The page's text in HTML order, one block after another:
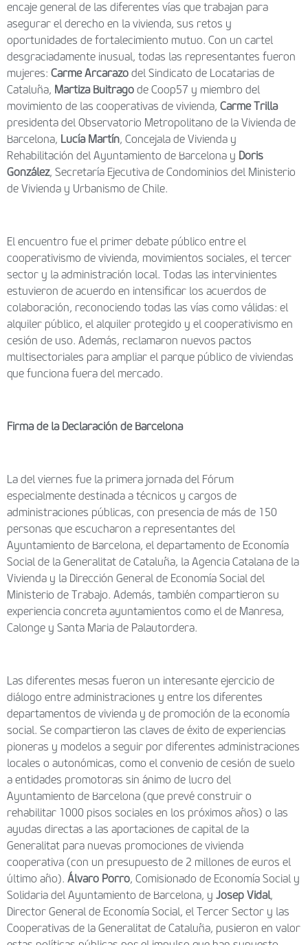
encaje general de las diferentes vías que trabajan para
asegurar el derecho en la vivienda, sus retos y
oportunidades de fortalecimiento mutuo. Con un cartel
desgraciadamente inusual, todas las representantes fueron
mujeres: Carme Arcarazo del Sindicato de Locatarias de
Cataluña, Martiza Buitrago de Coop57 y miembro del
movimiento de las cooperativas de vivienda, Carme Trilla
presidenta del Observatorio Metropolitano de la Vivienda de
Barcelona, Lucía Martín, Concejala de Vivienda y
Rehabilitación del Ayuntamiento de Barcelona y Doris
González, Secretaría Ejecutiva de Condominios del Ministerio
de Vivienda y Urbanismo de Chile.
El encuentro fue el primer debate público entre el
cooperativismo de vivienda, movimientos sociales, el tercer
sector y la administración local. Todas las intervinientes
estuvieron de acuerdo en intensificar los acuerdos de
colaboración, reconociendo todas las vías como válidas: el
alquiler público, el alquiler protegido y el cooperativismo en
cesión de uso. Además, reclamaron nuevos pactos
multisectoriales para ampliar el parque público de viviendas
que funciona fuera del mercado.
Firma de la Declaración de Barcelona
La del viernes fue la primera jornada del Fórum
especialmente destinada a técnicos y cargos de
administraciones públicas, con presencia de más de 150
personas que escucharon a representantes del
Ayuntamiento de Barcelona, el departamento de Economía
Social de la Generalitat de Cataluña, la Agencia Catalana de la
Vivienda y la Dirección General de Economía Social del
Ministerio de Trabajo. Además, también compartieron su
experiencia concreta ayuntamientos como el de Manresa,
Calonge y Santa Maria de Palautordera.
Las diferentes mesas fueron un interesante ejercicio de
diálogo entre administraciones y entre los diferentes
departamentos de vivienda y de promoción de la economía
social. Se compartieron las claves de éxito de experiencias
pioneras y modelos a seguir por diferentes administraciones
locales o autonómicas, como el convenio de cesión de suelo
a entidades promotoras sin ánimo de lucro del
Ayuntamiento de Barcelona (que prevé construir o
rehabilitar 1000 pisos sociales en los próximos años) o las
ayudas directas a las aportaciones de capital de la
Generalitat para nuevas promociones de vivienda
cooperativa (con un presupuesto de 2 millones de euros el
último año). Álvaro Porro, Comisionado de Economía Social y
Solidaria del Ayuntamiento de Barcelona, y Josep Vidal,
Director General de Economía Social, el Tercer Sector y las
Cooperativas de la Generalitat de Cataluña, pusieron en valor